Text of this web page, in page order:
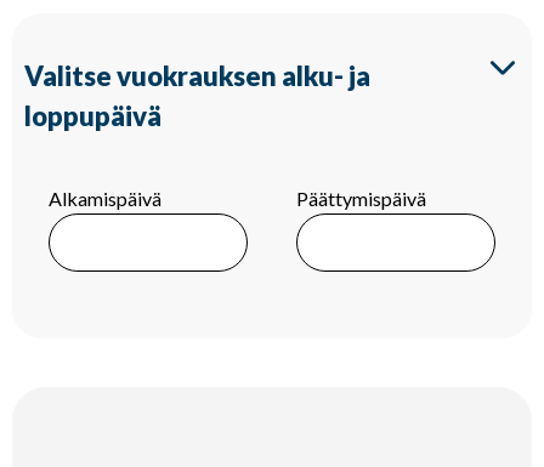
Valitse vuokrauksen alku- ja
loppupäivä
Alkamispäivä Päättymispäivä